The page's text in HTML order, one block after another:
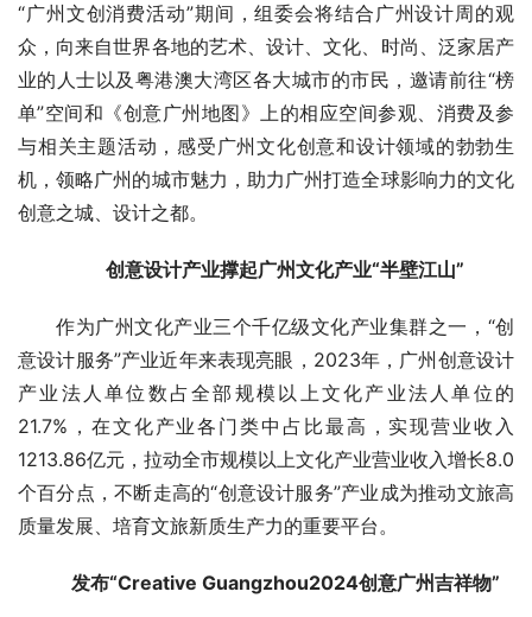
“广州文创消费活动”期间，组委会将结合广州设计周的观
众，向来自世界各地的艺术、设计、文化、时尚、泛家居产
业的人士以及粤港澳大湾区各大城市的市民，邀请前往“榜
单”空间和 《创意广州地图》上的相应空间参观、消费及参
与相关主题活动，感受广州文化创意和设计领域的勃勃生
机，领略广州的城市魅力，助力广州打造全球影响力的文化
创意之城、设计之都。
创意设计产业撑起广州文化产业“半壁江山”
作为广州文化产业三个千亿级文化产业集群之一 ， “创
意设计服务”产业近年来表现亮眼，2023年，广州创意设计
产业法人单位数占全部规模以上文化产业法人单位的
21.7%，在文化产业各门类中占比最高，实现营业收入
1213.86亿元，拉动全市规模以上文化产业营业收入增长8.0
个百分点，不断走高的“创意设计服务”产业成为推动文旅高
质量发展、 培育文旅新质生产力的重要平台。
发布“Creative Guangzhou2024创意广州吉祥物”